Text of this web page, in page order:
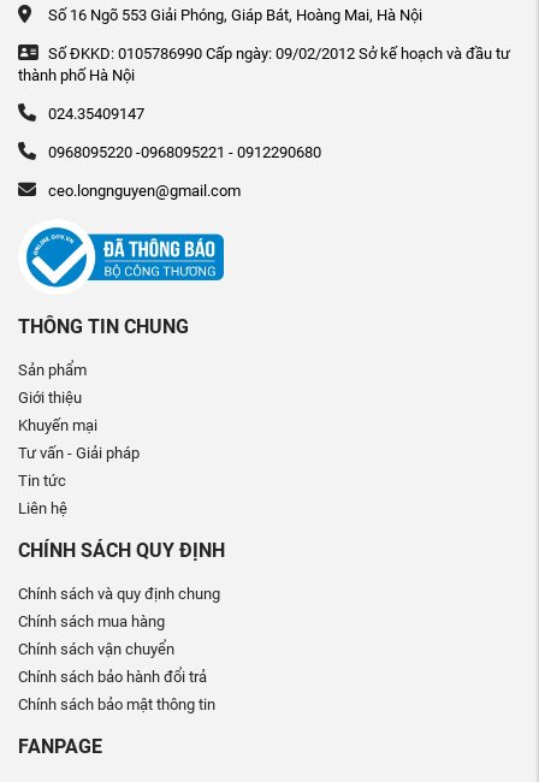
Số 16 Ngõ 553 Giải Phóng, Giáp Bát, Hoàng Mai, Hà Nội
Số ĐKKD: 0105786990 Cấp ngày: 09/02/2012 Sở kế hoạch và đầu tư
thành phố Hà Nội
024.35409147
0968095220 -0968095221 - 0912290680
ceo.longnguyen@gmail.com
THÔNG TIN CHUNG
Sản phẩm
Giới thiệu
Khuyến mại
Tư vấn - Giải pháp
Tin tức
Liên hệ
CHÍNH SÁCH QUY ĐỊNH
Chính sách và quy định chung
Chính sách mua hàng
Chính sách vận chuyển
Chính sách bảo hành đổi trả
Chính sách bảo mật thông tin
FANPAGE